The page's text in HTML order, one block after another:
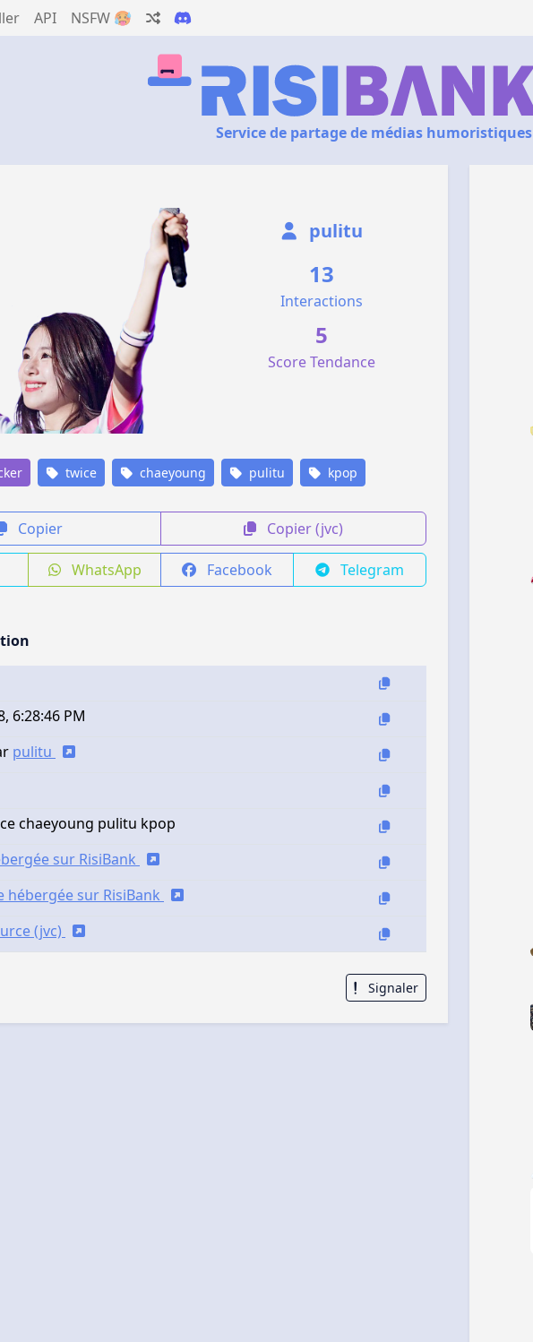
API NSFW 🥵
Service de partage de médias humoristiques
pulitu
13
Interactions
5
Score Tendance
twice chaeyoung pulitu kpop
Copier Copier (jvc)
WhatsApp Facebook Telegram
6:28:46 PM
pulitu
chaeyoung pulitu kpop
sur RisiBank
hébergée sur RisiBank
(jvc)
Signaler